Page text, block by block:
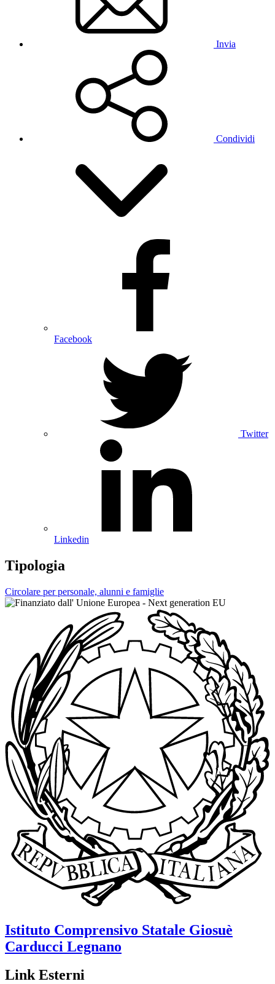
Invia
Condividi
Facebook
Twitter
Linkedin
Tipologia
Circolare per personale, alunni e famiglie
Istituto Comprensivo Statale Giosuè
Carducci Legnano
Link Esterni